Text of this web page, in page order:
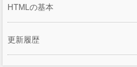
HTMLの基本
更新履歴